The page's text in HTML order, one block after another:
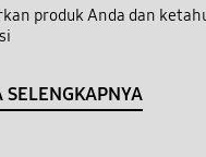
produk Anda dan
SELENGKAPNYA